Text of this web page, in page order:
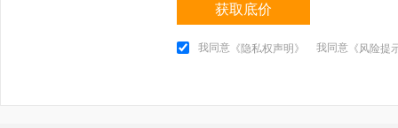
获取底价
我同意 《隐私权声明》 我同意 《风险提